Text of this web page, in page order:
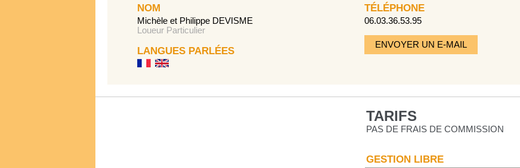
NOM
Michèle et Philippe DEVISME
Loueur Particulier
LANGUES PARLÉES
TÉLÉPHONE
06.03.36.53.95
ENVOYER UN E-MAIL
TARIFS
PAS DE FRAIS DE COMMISSION
GESTION LIBRE